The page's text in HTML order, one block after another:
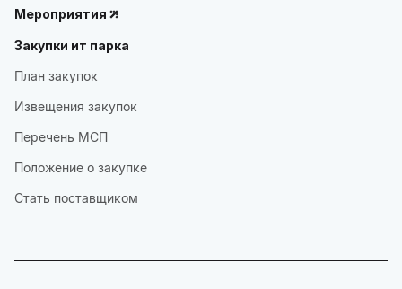
Мероприятия
Закупки ит парка
План закупок
Извещения закупок
Перечень МСП
Положение о закупке
Стать поставщиком